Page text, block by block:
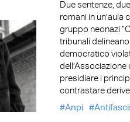
Due sentenze,
romani in un’aula
gruppo neonazi
tribunali
democratico
dell’Associazione
presidiare i
contrastare
Anpi